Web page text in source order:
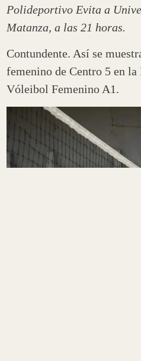
Polideportivo Evita a
Matanza, a las 21 horas.
Contundente. Así se
femenino de Centro 5 en
Vóleibol Femenino A1.